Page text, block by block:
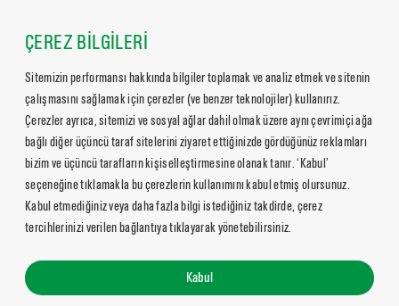
ÇEREZ BİLGİLERİ
Sitemizin performansı hakkında bilgiler toplamak ve analiz etmek ve sitenin
çalışmasını sağlamak için çerezler (ve benzer teknolojiler) kullanırız.
Çerezler ayrıca, sitemizi ve sosyal ağlar dahil olmak üzere aynı çevrimiçi ağa
bağlı diğer üçüncü taraf sitelerini ziyaret ettiğinizde gördüğünüz reklamları
bizim ve üçüncü tarafların kişiselleştirmesine olanak tanır. ‘Kabul’
seçeneğine tıklamakla bu çerezlerin kullanımını kabul etmiş olursunuz.
Kabul etmediğiniz veya daha fazla bilgi istediğiniz takdirde, çerez
tercihlerinizi verilen bağlantıya tıklayarak yönetebilirsiniz.
Kabul